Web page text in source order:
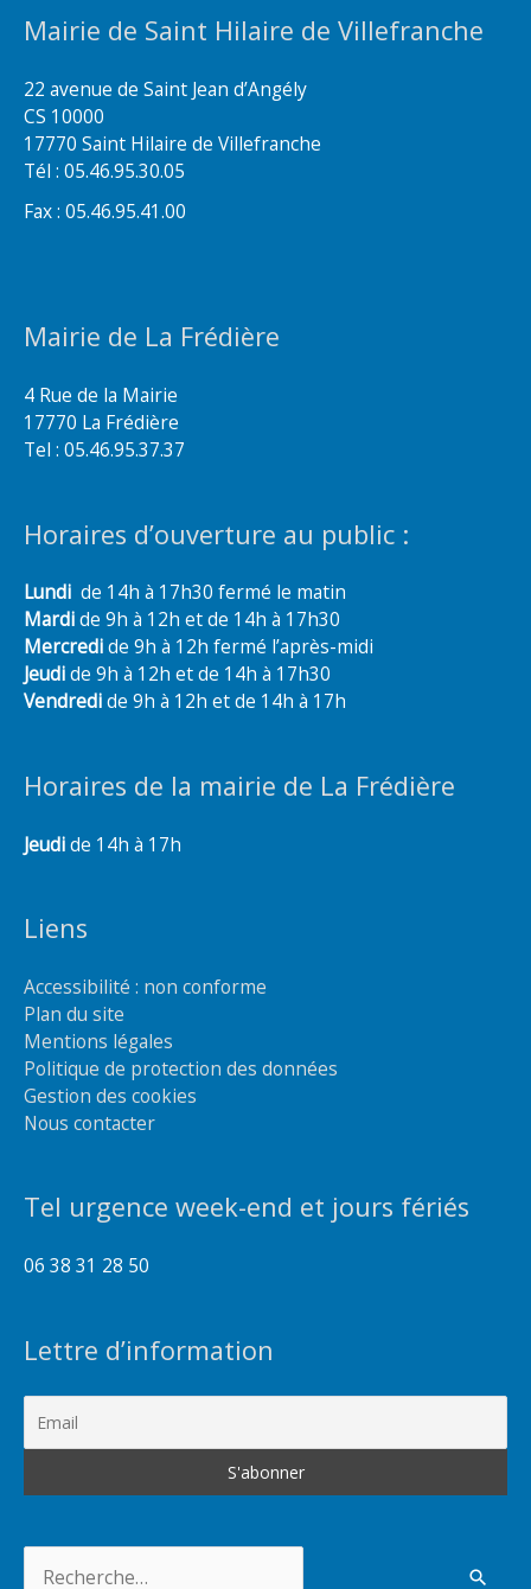
Mairie de Saint Hilaire de Villefranche
22 avenue de Saint Jean d’Angély
CS 10000
17770 Saint Hilaire de Villefranche
Tél : 05.46.95.30.05
Fax : 05.46.95.41.00
Mairie de La Frédière
4 Rue de la Mairie
17770 La Frédière
Tel : 05.46.95.37.37
Horaires d’ouverture au public :
Lundi de 14h à 17h30 fermé le matin
Mardide 9h à 12h et de 14h à 17h30
Mercredide 9h à 12h fermé l’après-midi
Jeudide 9h à 12h et de 14h à 17h30
Vendredide 9h à 12h et de 14h à 17h
Horaires de la mairie de La Frédière
Jeudide 14h à 17h
Liens
Accessibilité : non conforme
Plan du site
Mentions légales
Politique de protection des données
Gestion des cookies
Nous contacter
Tel urgence week-end et jours fériés
06 38 31 28 50
Lettre d’information